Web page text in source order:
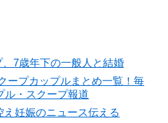
7歳年下の一般人と結婚
ープカップルまとめ一覧！毎
ル・スクープ報道
妊娠のニュース伝える